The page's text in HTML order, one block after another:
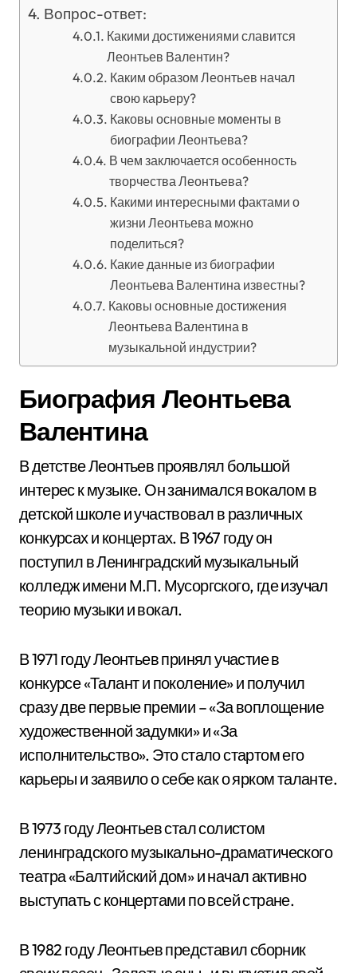
Вопрос-ответ:
Какими достижениями славится
Леонтьев Валентин?
Каким образом Леонтьев начал
свою карьеру?
Каковы основные моменты в
биографии Леонтьева?
В чем заключается особенность
творчества Леонтьева?
Какими интересными фактами о
жизни Леонтьева можно
поделиться?
Какие данные из биографии
Леонтьева Валентина известны?
Каковы основные достижения
Леонтьева Валентина в
музыкальной индустрии?
Биография Леонтьева
Валентина
В детстве Леонтьев проявлял большой
интерес к музыке. Он занимался вокалом в
детской школе и участвовал в различных
конкурсах и концертах. В 1967 году он
поступил в Ленинградский музыкальный
колледж имени М.П. Мусоргского, где изучал
теорию музыки и вокал.
В 1971 году Леонтьев принял участие в
конкурсе «Талант и поколение» и получил
сразу две первые премии – «За воплощение
художественной задумки» и «За
исполнительство». Это стало стартом его
карьеры и заявило о себе как о ярком таланте.
В 1973 году Леонтьев стал солистом
ленинградского музыкально-драматического
театра «Балтийский дом» и начал активно
выступать с концертами по всей стране.
В 1982 году Леонтьев представил сборник